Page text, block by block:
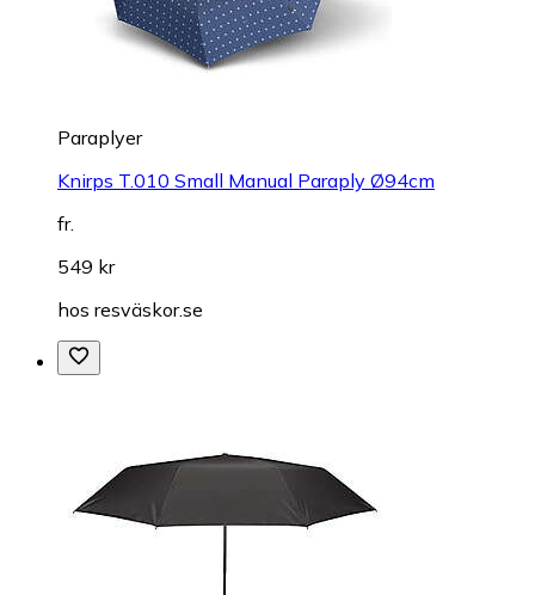
Paraplyer
Knirps T.010 Small Manual Paraply Ø94cm
fr.
549 kr
hos resväskor.se